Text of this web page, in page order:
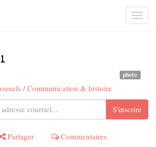
photo
/ Communication & histoire
S'inscrire
Partager Commentaires